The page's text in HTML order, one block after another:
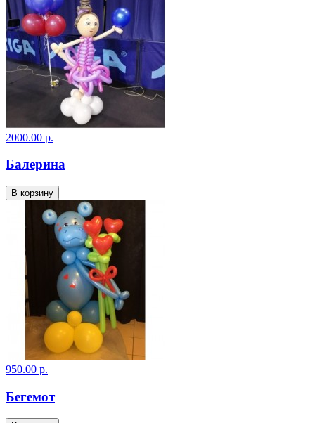
2000.00 р.
Балерина
В корзину
950.00 р.
Бегемот